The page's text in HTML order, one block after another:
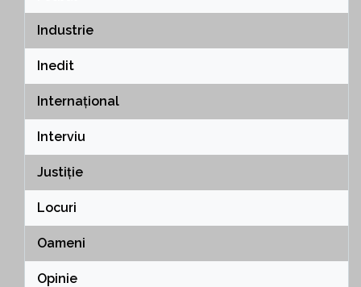
Industrie
Inedit
Internațional
Interviu
Justiție
Locuri
Oameni
Opinie